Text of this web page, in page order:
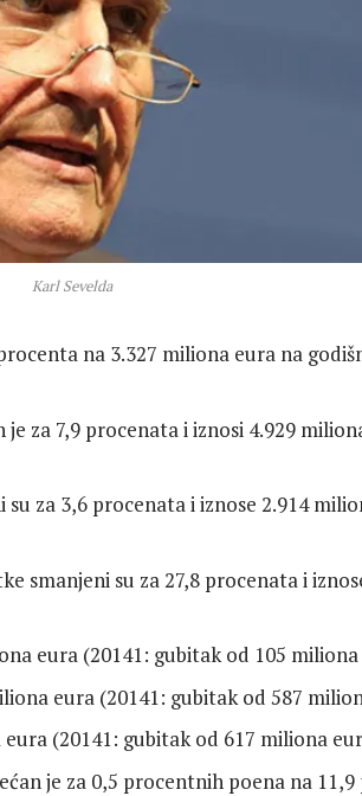
Karl Sevelda
na 3.327 miliona eura na
za 7,9 procenata i iznosi 4.929
za 3,6 procenata i iznose 2.914
smanjeni su za 27,8 procenata i
eura (20141: gubitak od 105
eura (20141: gubitak od 587
(20141: gubitak od 617 miliona
je za 0,5 procentnih poena na 11,9